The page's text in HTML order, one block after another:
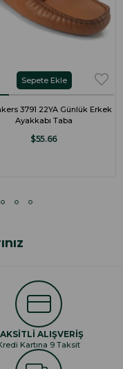
3791 22YA Günlük Erkek
Ayakkabı Taba
$55.66
Sepete Ekle
ALIŞVERİŞ
Kartına 9 Taksit